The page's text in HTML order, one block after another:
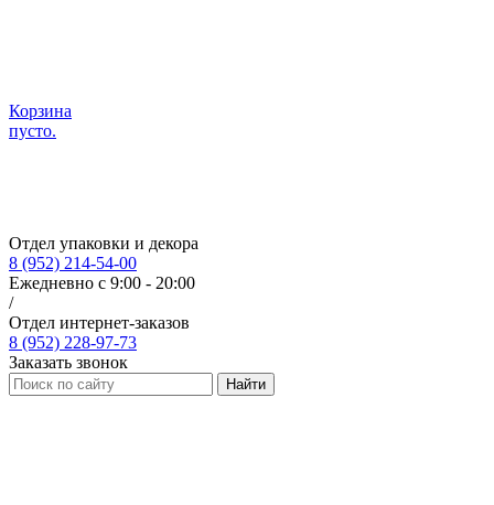
Корзина
пусто.
Отдел упаковки и декора
8 (952) 214-54-00
Ежедневно с 9:00 - 20:00
/
Отдел интернет-заказов
8 (952) 228-97-73
Заказать звонок
Найти